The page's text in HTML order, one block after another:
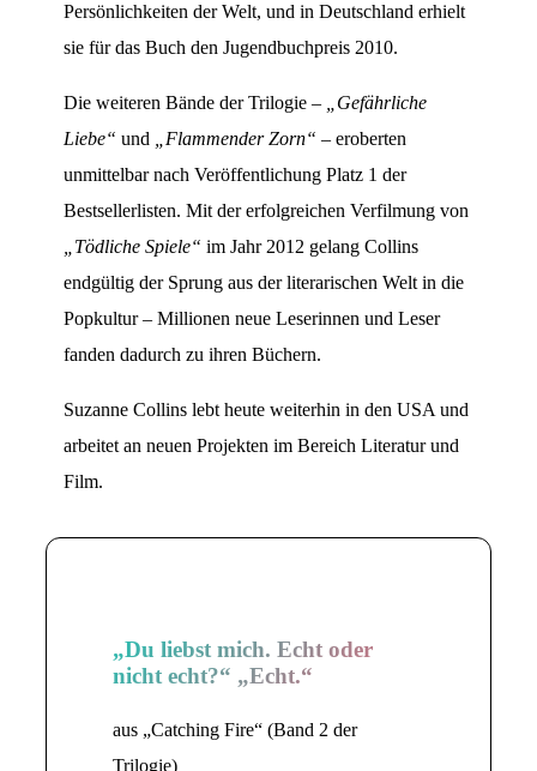
Persönlichkeiten der Welt, und in Deutschland erhielt
sie für das Buch den Jugendbuchpreis 2010.
Die weiteren Bände der Trilogie –
„Gefährliche
Liebe“ und „Flammender Zorn“ – eroberten
unmittelbar nach Veröffentlichung Platz 1 der
Bestsellerlisten. Mit der erfolgreichen Verfilmung von
„Tödliche Spiele“ im Jahr 2012 gelang Collins
endgültig der Sprung aus der literarischen Welt in die
Popkultur – Millionen neue Leserinnen und Leser
fanden dadurch zu ihren Büchern.
Suzanne Collins lebt heute weiterhin in den USA und
arbeitet an neuen Projekten im Bereich Literatur und
Film.
„Du liebst mich. Echt oder
nicht echt?“ „Echt.“
aus „Catching Fire“ (Band 2 der
Trilogie)